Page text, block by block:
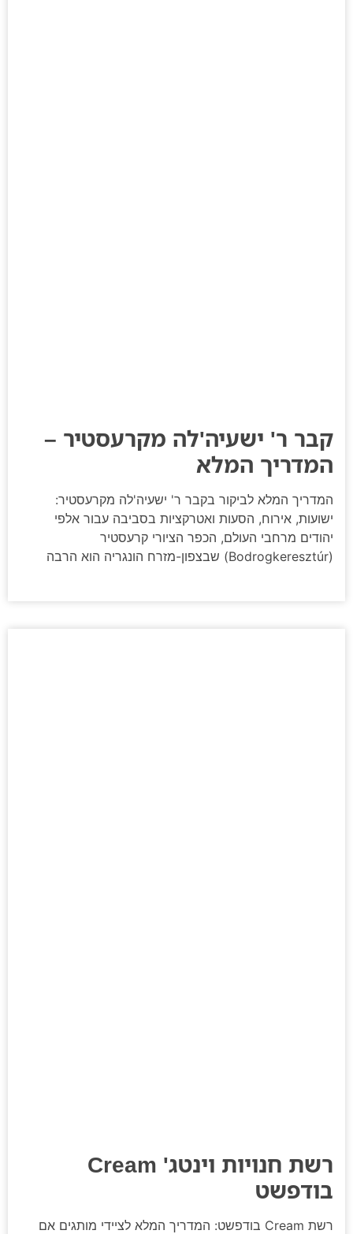
קבר ר' ישעיה'לה מקרעסטיר –
המדריך המלא
המדריך המלא לביקור בקבר ר' ישעיה'לה מקרעסטיר:
ישועות, אירוח, הסעות ואטרקציות בסביבה עבור אלפי
יהודים מרחבי העולם, הכפר הציורי קרעסטיר
(Bodrogkeresztúr) שבצפון-מזרח הונגריה הוא הרבה
רשת חנויות וינטג' Cream
בודפשט
רשת Cream בודפשט: המדריך המלא לציידי מותגים אם